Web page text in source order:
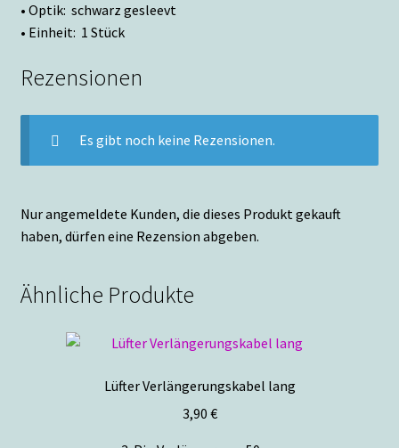
• Optik: schwarz gesleevt
• Einheit: 1 Stück
Rezensionen
Es gibt noch keine Rezensionen.
Nur angemeldete Kunden, die dieses Produkt gekauft
haben, dürfen eine Rezension abgeben.
Ähnliche Produkte
Lüfter Verlängerungskabel lang
3,90 €